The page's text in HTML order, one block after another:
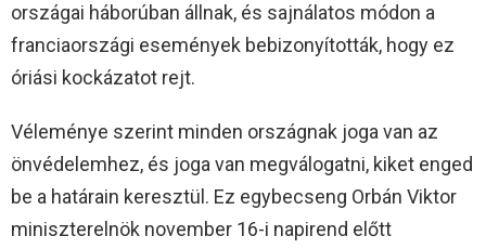
országai háborúban állnak, és sajnálatos módon a
franciaországi események bebizonyították, hogy ez
óriási kockázatot rejt.
Véleménye szerint minden országnak joga van az
önvédelemhez, és joga van megválogatni, kiket enged
be a határain keresztül. Ez egybecseng Orbán Viktor
miniszterelnök november 16-i napirend előtt